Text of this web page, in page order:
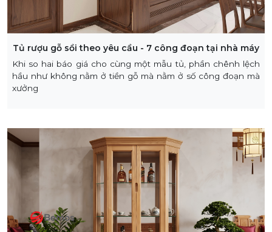
Tủ rượu gỗ sồi theo yêu cầu - 7 công đoạn tại nhà máy
Khi so hai báo giá cho cùng một mẫu tủ, phần chênh lệch
hầu như không nằm ở tiền gỗ mà nằm ở số công đoạn mà
xưởng